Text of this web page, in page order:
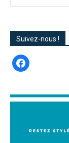
Suivez-nous !
facebook